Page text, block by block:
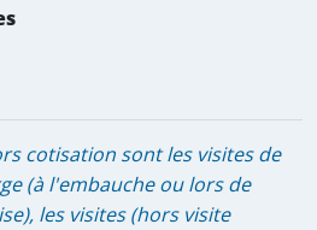
cotisation sont les visites de
(à l'embauche ou lors de
les visites (hors visite